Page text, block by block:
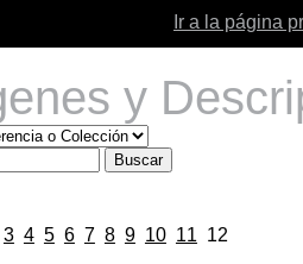
Ir a la página
y
3 4 5 6 7 8 9 10 11 12